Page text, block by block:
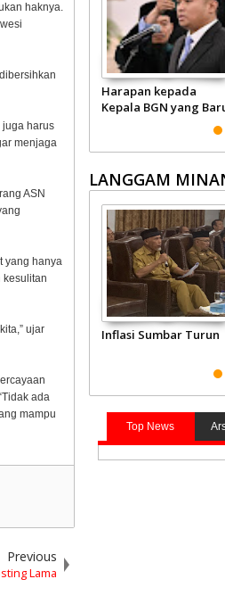
haknya.
juga harus
menjaga
ASN
yang hanya
kesulitan
ujar
ada
mampu
Previous
Lama
Harapan kepada
Kepala BGN yang
LANGGAM
Inflasi Sumbar Turun
Top News